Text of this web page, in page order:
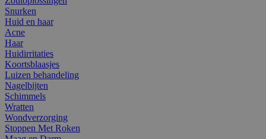
Snurken
Huid en haar
Acne
Haar
Huidirritaties
Koortsblaasjes
Luizen behandeling
Nagelbijten
Schimmels
Wratten
Wondverzorging
Stoppen Met Roken